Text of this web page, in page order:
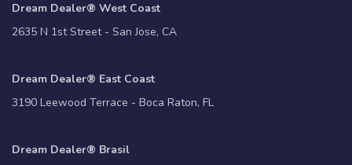
Dream Dealer® West Coast
2635 N 1st Street - San Jose, CA
Dream Dealer® East Coast
3190 Leewood Terrace - Boca Raton, FL
Dream Dealer® Brasil